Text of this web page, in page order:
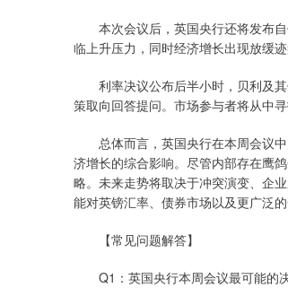
本次会议后，英国央行还将发布自
临上升压力，同时经济增长出现放缓
利率决议公布后半小时，贝利及其
策取向回答提问。市场参与者将从中
总体而言，英国央行在本周会议中
济增长的综合影响。尽管内部存在鹰
略。未来走势将取决于冲突演变、企
能对英镑汇率、债券市场以及更广泛
【常见问题解答】
Q1：英国央行本周会议最可能的